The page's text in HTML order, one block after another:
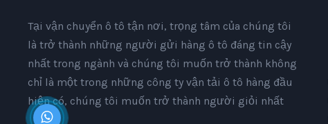
Tại vận chuyển ô tô tận nơi, trọng tâm của chúng tôi
là trở thành những người gửi hàng ô tô đáng tin cậy
nhất trong ngành và chúng tôi muốn trở thành không
chỉ là một trong những công ty vận tải ô tô hàng đầu
hiện có, chúng tôi muốn trở thành người giỏi nhất